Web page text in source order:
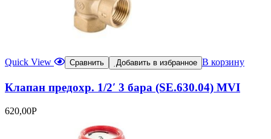
Quick View Сравнить Добавить в избранное В корзину
Клапан предохр. 1/2′ 3 бара (SE.630.04) MVI
620,00Р